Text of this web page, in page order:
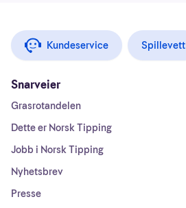
Kundeservice Spillevett
Snarveier
Grasrotandelen
Dette er Norsk Tipping
Jobb i Norsk Tipping
Nyhetsbrev
Presse